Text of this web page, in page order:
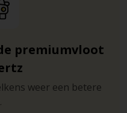
premiumvloot
weer een betere